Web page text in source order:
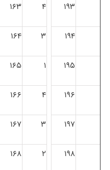
۱۹۳ ۴ ۱۶۳
۱۹۴ ۳ ۱۶۴
۱۹۵ ۱ ۱۶۵
۱۹۶ ۴ ۱۶۶
۱۹۷ ۳ ۱۶۷
۱۹۸ ۲ ۱۶۸